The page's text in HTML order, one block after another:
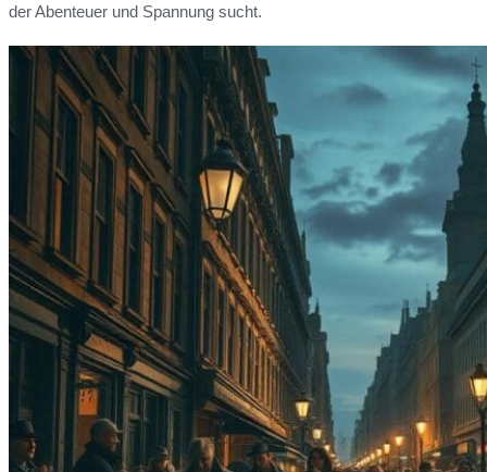
der Abenteuer und Spannung sucht.